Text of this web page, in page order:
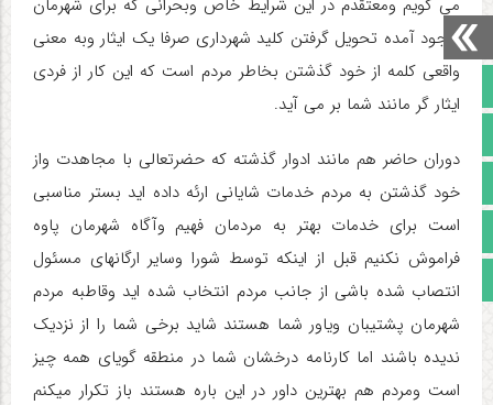
صفحه نخست
آپارات
اینستاگرام
مجوز سایت
می گویم ومعتقدم در این شرایط خاص وبحرانی که برای شهرمان
بوجود آمده تحویل گرفتن کلید شهرداری صرفا یک ایثار وبه معنی
واقعی کلمه از خود گذشتن بخاطر مردم است که این کار از فردی
ایثار گر مانند شما بر می آید.
دوران حاضر هم مانند ادوار گذشته که حضرتعالی با مجاهدت واز
خود گذشتن به مردم خدمات شایانی ارئه داده اید بستر مناسبی
است برای خدمات بهتر به مردمان فهیم وآگاه شهرمان پاوه
فراموش نکنیم قبل از اینکه توسط شورا وسایر ارگانهای مسئول
انتصاب شده باشی از جانب مردم انتخاب شده اید وقاطبه مردم
شهرمان پشتیبان ویاور شما هستند شاید برخی شما را از نزدیک
ندیده باشند اما کارنامه درخشان شما در منطقه گویای همه چیز
است ومردم هم بهترین داور در این باره هستند باز تکرار میکنم